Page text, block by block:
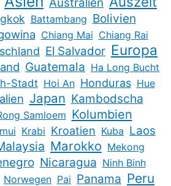
Battambang Bolivien
Chiang Mai Chiang Rai
El Salvador Europa
Guatemala Ha Long Bucht
Stadt Hoi An Honduras Hue
Japan Kambodscha
Samloem Kolumbien
Krabi Kroatien Kuba Laos
Marokko Mekong
Nicaragua Ninh Binh
Norwegen Pai Panama Peru